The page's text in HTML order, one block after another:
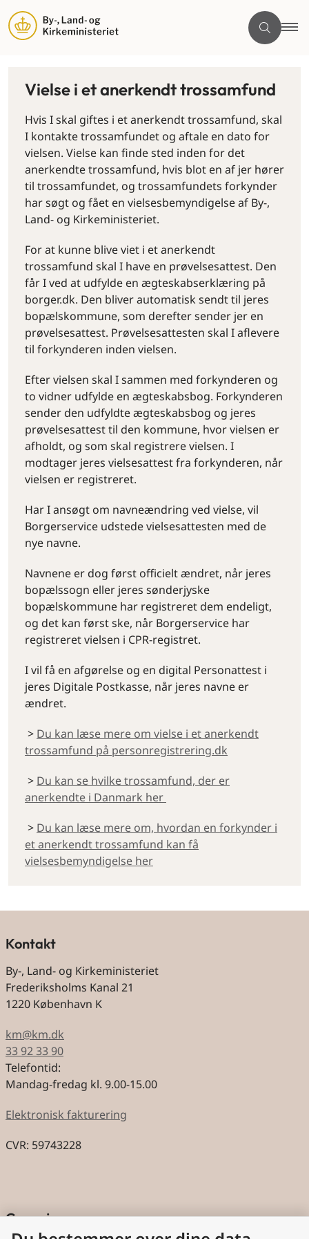
Vielse i et anerkendt trossamfund
Hvis I skal giftes i et anerkendt trossamfund, skal
I kontakte trossamfundet og aftale en dato for
vielsen. Vielse kan finde sted inden for det
anerkendte trossamfund, hvis blot en af jer hører
til trossamfundet, og trossamfundets forkynder
har søgt og fået en vielsesbemyndigelse af By-,
Land- og Kirkeministeriet.
For at kunne blive viet i et anerkendt
trossamfund skal I have en prøvelsesattest. Den
får I ved at udfylde en ægteskabserklæring på
borger.dk. Den bliver automatisk sendt til jeres
bopælskommune, som derefter sender jer en
prøvelsesattest. Prøvelsesattesten skal I aflevere
til forkynderen inden vielsen.
Efter vielsen skal I sammen med forkynderen og
to vidner udfylde en ægteskabsbog. Forkynderen
sender den udfyldte ægteskabsbog og jeres
prøvelsesattest til den kommune, hvor vielsen er
afholdt, og som skal registrere vielsen. I
modtager jeres vielsesattest fra forkynderen, når
vielsen er registreret.
Har I ansøgt om navneændring ved vielse, vil
Borgerservice udstede vielsesattesten med de
nye navne.
Navnene er dog først officielt ændret, når jeres
bopælssogn eller jeres sønderjyske
bopælskommune har registreret dem endeligt,
og det kan først ske, når Borgerservice har
registreret vielsen i CPR-registret.
I vil få en afgørelse og en digital Personattest i
jeres Digitale Postkasse, når jeres navne er
ændret.
> Du kan læse mere om vielse i et anerkendt
trossamfund på personregistrering.dk
> Du kan se hvilke trossamfund, der er
anerkendte i Danmark her
> Du kan læse mere om, hvordan en forkynder i
et anerkendt trossamfund kan få
vielsesbemyndigelse her
Kontakt
By-, Land- og Kirkeministeriet
Frederiksholms Kanal 21
1220 København K
km@km.dk
33 92 33 90
Telefontid:
Mandag-fredag kl. 9.00-15.00
Elektronisk fakturering
CVR: 59743228
Genveje